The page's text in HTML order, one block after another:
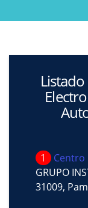
1
Centro
GRUPO
31009,